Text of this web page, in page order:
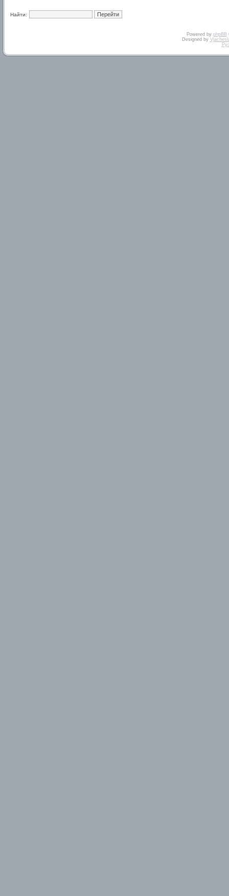
Найти:
Powered by phpBB
Designed by